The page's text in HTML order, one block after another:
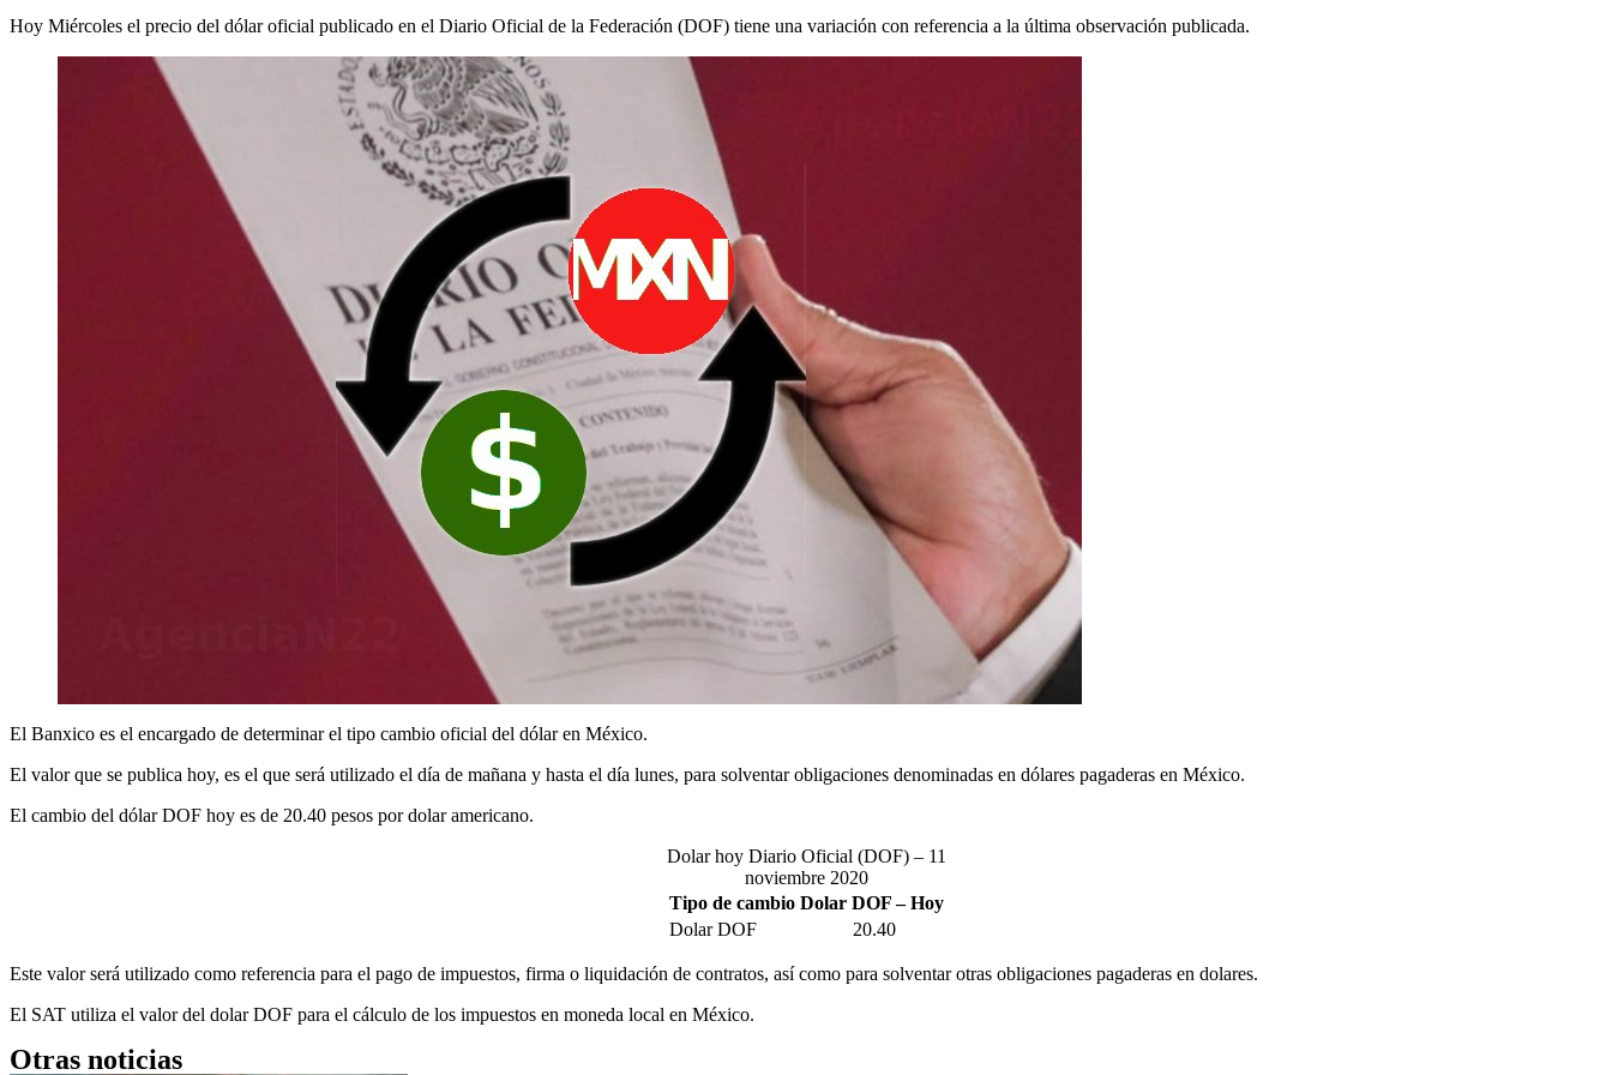
Hoy Miércoles el precio del dólar oficial publicado en el Diario Oficial de la Federación (DOF) tiene una variación con referencia a la última observación publicada.
El Banxico es el encargado de determinar el tipo cambio oficial del dólar en México.
El valor que se publica hoy, es el que será utilizado el día de mañana y hasta el día lunes, para solventar obligaciones denominadas en dólares pagaderas en México.
El cambio del dólar DOF hoy es de 20.40 pesos por dolar americano.
Dolar hoy Diario Oficial (DOF) – 11
noviembre 2020
Tipo de cambio Dolar DOF – Hoy
Dolar DOF
20.40
Este valor será utilizado como referencia para el pago de impuestos, firma o liquidación de contratos, así como para solventar otras obligaciones pagaderas en dolares.
El SAT utiliza el valor del dolar DOF para el cálculo de los impuestos en moneda local en México.
Otras noticias